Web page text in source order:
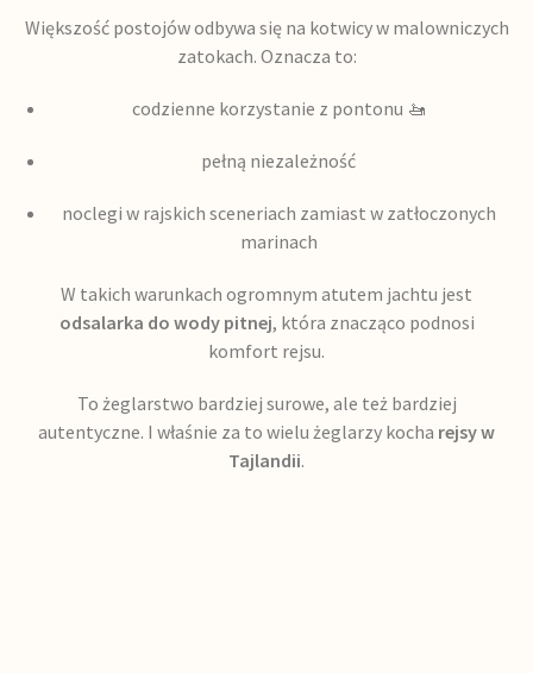
Większość postojów odbywa się na kotwicy w malowniczych
zatokach. Oznacza to:
codzienne korzystanie z pontonu 🚤
pełną niezależność
noclegi w rajskich sceneriach zamiast w zatłoczonych
marinach
W takich warunkach ogromnym atutem jachtu jest
odsalarka do wody pitnej, która znacząco podnosi
komfort rejsu.
To żeglarstwo bardziej surowe, ale też bardziej
autentyczne. I właśnie za to wielu żeglarzy kocha rejsy w
Tajlandii.